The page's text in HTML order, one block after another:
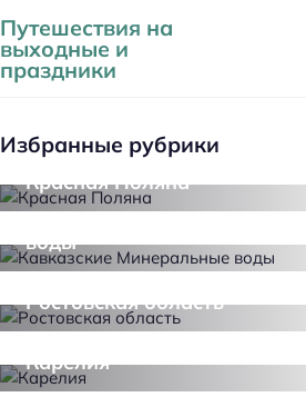
Путешествия на
выходные и
праздники
Избранные рубрики
Красная Поляна
Кавказские Минеральные
воды
Ростовская область
Карелия